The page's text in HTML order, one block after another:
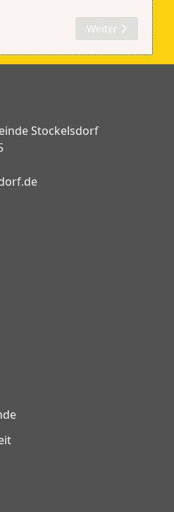
#233 Nächster Beitrag:
Weiter
Stockelsdorf